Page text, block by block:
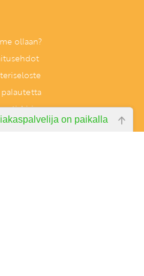
ollaan?
uutiskirje
on paikalla